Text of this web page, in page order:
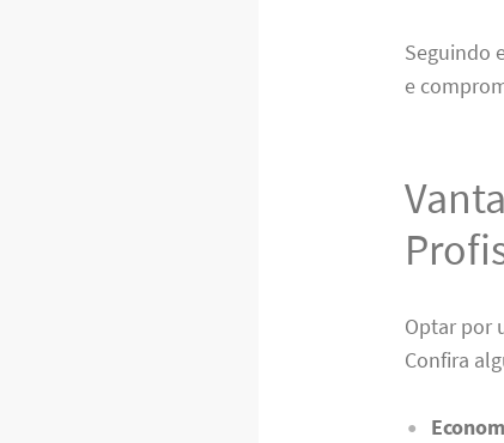
Seguindo
e
Optar por
Confira